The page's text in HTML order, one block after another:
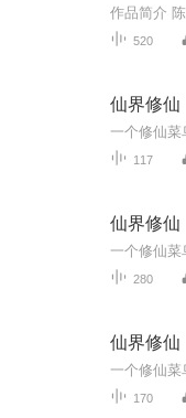
520
仙界修仙
117
仙界修仙
280
仙界修仙
170